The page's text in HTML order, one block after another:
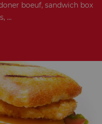
boeuf, sandwich box
...